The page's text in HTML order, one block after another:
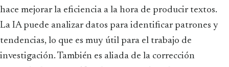
hace mejorar la eficiencia a la hora de producir textos.
La IA puede analizar datos para identificar patrones y
tendencias, lo que es muy útil para el trabajo de
investigación. También es aliada de la corrección